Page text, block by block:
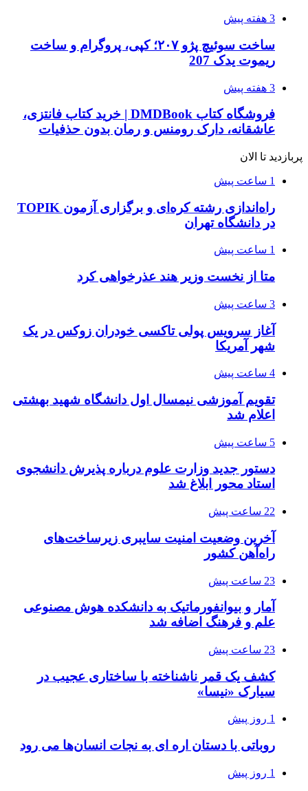
3 هفته پیش
ساخت سوئیچ پژو ۲۰۷؛ کپی، پروگرام و ساخت
ریموت یدک 207
3 هفته پیش
فروشگاه کتاب DMDBook | خرید کتاب فانتزی،
عاشقانه، دارک رومنس و رمان بدون حذفیات
پربازدید تا الان
1 ساعت پیش
راه‌اندازی رشته کره‌ای و برگزاری آزمون TOPIK
در دانشگاه تهران
1 ساعت پیش
متا از نخست وزیر هند عذرخواهی کرد
3 ساعت پیش
آغاز سرویس پولی تاکسی خودران زوکس در یک
شهر آمریکا
4 ساعت پیش
تقویم آموزشی نیمسال اول دانشگاه شهید بهشتی
اعلام شد
5 ساعت پیش
دستور جدید وزارت علوم درباره پذیرش دانشجوی
استاد محور ابلاغ شد
22 ساعت پیش
آخرین وضعیت امنیت سایبری زیرساخت‌های
راه‌آهن کشور
23 ساعت پیش
آمار و بیوانفورماتیک به دانشکده هوش مصنوعی
علم و فرهنگ اضافه شد
23 ساعت پیش
کشف یک قمر ناشناخته با ساختاری عجیب در
سیارک «نیسا»
1 روز پیش
روباتی با دستان اره ای به نجات انسان‌ها می رود
1 روز پیش